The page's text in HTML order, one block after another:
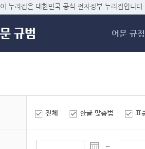
메
이 누리집은 대한민국 공식 전자정부 누리집입니다.
어문 규정
전체 한글 맞춤법 표
~